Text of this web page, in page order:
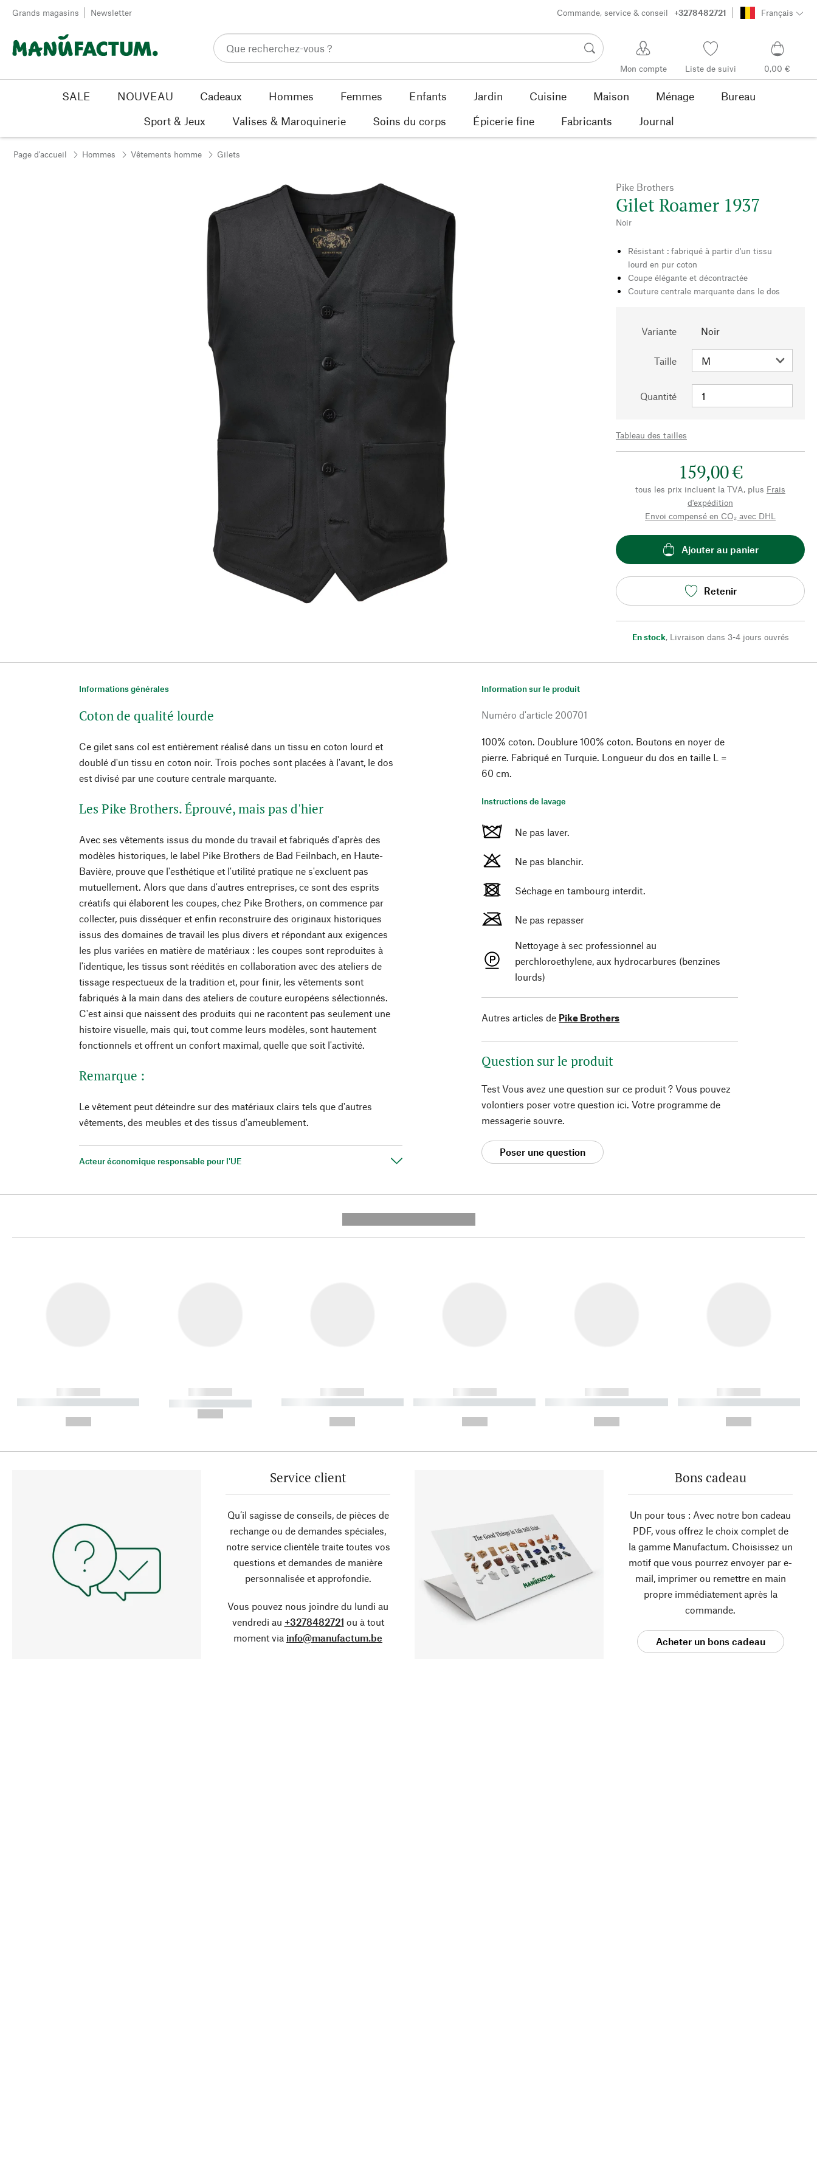
Passer au contenu
Grands magasins Newsletter Commande, service & conseil +3278482721 Français
Mon compte Liste de suivi 0,00 €
SALE NOUVEAU Cadeaux Hommes Femmes Enfants Jardin Cuisine Maison Ménage
Bureau
Sport & Jeux
Valises & Maroquinerie Soins du corps Épicerie fine Fabricants Journal
Page d'accueil Hommes Vêtements homme Gilets
Pike Brothers
Gilet Roamer 1937
Noir
Résistant : fabriqué à partir d'un tissu
lourd en pur coton
Coupe élégante et décontractée
Couture centrale marquante dans le dos
Variante Noir
Taille
Quantité
Tableau des tailles
159,00 €
tous les prix incluent la TVA, plus Frais
d'expédition
Envoi compensé en CO₂ avec DHL
Ajouter au panier
Retenir
En stock, Livraison dans 3-4 jours ouvrés
Informations générales
Coton de qualité lourde
Ce gilet sans col est entièrement réalisé dans un tissu en coton lourd et
doublé d'un tissu en coton noir. Trois poches sont placées à l'avant, le dos
est divisé par une couture centrale marquante.
Les Pike Brothers. Éprouvé, mais pas d'hier
Avec ses vêtements issus du monde du travail et fabriqués d'après des
modèles historiques, le label Pike Brothers de Bad Feilnbach, en Haute-
Bavière, prouve que l'esthétique et l'utilité pratique ne s'excluent pas
mutuellement. Alors que dans d'autres entreprises, ce sont des esprits
créatifs qui élaborent les coupes, chez Pike Brothers, on commence par
collecter, puis disséquer et enfin reconstruire des originaux historiques
issus des domaines de travail les plus divers et répondant aux exigences
les plus variées en matière de matériaux : les coupes sont reproduites à
l'identique, les tissus sont réédités en collaboration avec des ateliers de
tissage respectueux de la tradition et, pour finir, les vêtements sont
fabriqués à la main dans des ateliers de couture européens sélectionnés.
C'est ainsi que naissent des produits qui ne racontent pas seulement une
histoire visuelle, mais qui, tout comme leurs modèles, sont hautement
fonctionnels et offrent un confort maximal, quelle que soit l'activité.
Remarque :
Le vêtement peut déteindre sur des matériaux clairs tels que d'autres
vêtements, des meubles et des tissus d'ameublement.
Acteur économique responsable pour l'UE
Information sur le produit
Numéro d'article 200701
100% coton. Doublure 100% coton. Boutons en noyer de
pierre. Fabriqué en Turquie. Longueur du dos en taille L =
60 cm.
Instructions de lavage
Ne pas laver.
Ne pas blanchir.
Séchage en tambourg interdit.
Ne pas repasser
Nettoyage à sec professionnel au
perchloroethylene, aux hydrocarbures (benzines
lourds)
Autres articles de Pike Brothers
Question sur le produit
Test Vous avez une question sur ce produit ? Vous pouvez
volontiers poser votre question ici. Votre programme de
messagerie souvre.
Poser une question
------------
----------- ----------- ----------
------------
----------- -----------
------------
----------- ----------- ----------
------------
----------- ----------- ----------
------------
----------- ----------- ----------
------------
----------- ----------- ----------
Service client
Qu’il sagisse de conseils, de pièces de
rechange ou de demandes spéciales,
notre service clientèle traite toutes vos
questions et demandes de manière
personnalisée et approfondie.
Vous pouvez nous joindre du lundi au
vendredi au +3278482721 ou à tout
moment via info@manufactum.be
Bons cadeau
Un pour tous : Avec notre bon cadeau
PDF, vous offrez le choix complet de
la gamme Manufactum. Choisissez un
motif que vous pourrez envoyer par e-
mail, imprimer ou remettre en main
propre immédiatement après la
commande.
Acheter un bons cadeau